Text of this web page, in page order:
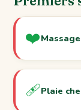
❤️
🩹Plaie